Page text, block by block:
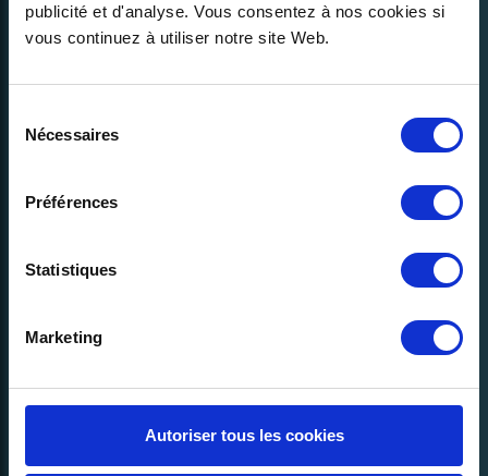
publicité et d'analyse. Vous consentez à nos cookies si
vous continuez à utiliser notre site Web.
Nécessaires
Préférences
Statistiques
Marketing
Autoriser tous les cookies
Notre entreprise
Qui sommes-nous ?
Hélène Noesmoen x Re-uz
Nos dispositifs clients